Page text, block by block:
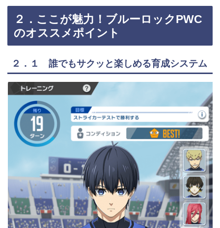
２．ここが魅力！ブルーロックPWC
のオススメポイント
２．１ 誰でもサクッと楽しめる育成システム